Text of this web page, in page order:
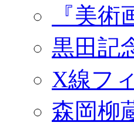
『美
黒田記
X線フ
森岡柳